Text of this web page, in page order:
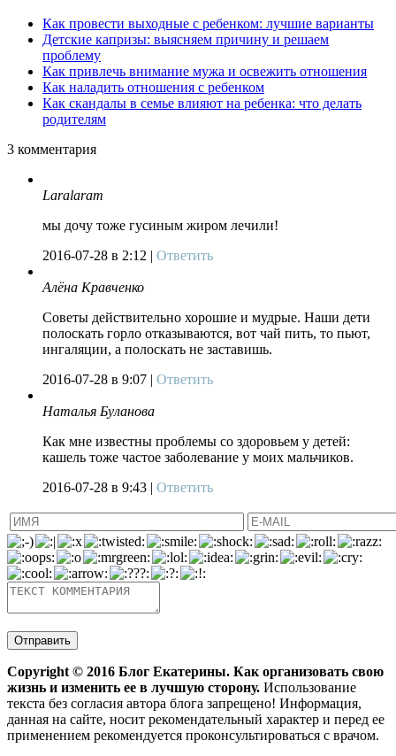
Как провести выходные с ребенком: лучшие варианты
Детские капризы: выясняем причину и решаем
проблему
Как привлечь внимание мужа и освежить отношения
Как наладить отношения с ребенком
Как скандалы в семье влияют на ребенка: что делать
родителям
3 комментария
Laralaram
мы дочу тоже гусиным жиром лечили!
2016-07-28 в 2:12 | Ответить
Алёна Кравченко
Советы действительно хорошие и мудрые. Наши дети
полоскать горло отказываются, вот чай пить, то пьют,
ингаляции, а полоскать не заставишь.
2016-07-28 в 9:07 | Ответить
Наталья Буланова
Как мне известны проблемы со здоровьем у детей:
кашель тоже частое заболевание у моих мальчиков.
2016-07-28 в 9:43 | Ответить
Copyright © 2016 Блог Екатерины. Как организовать свою
жизнь и изменить ее в лучшую сторону. Использование
текста без согласия автора блога запрещено! Информация,
данная на сайте, носит рекомендательный характер и перед ее
применением рекомендуется проконсультироваться с врачом.